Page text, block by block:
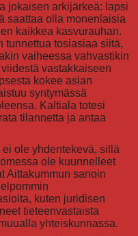
jokaisen arkijärkeä: lapsi
saattaa olla monenlaisia
kaikkea kasvurauhan.
tunnettua tosiasiaa siitä,
vaiheessa vahvastikin
vastakkaiseen
kokee asian
syntymässä
Kaltiala totesi
tilannetta ja antaa
ole yhdentekevä, sillä
ole kuunnelleet
Aittakummun sanoin
kuten juridisen
tieteenvastaista
yhteiskunnassa.